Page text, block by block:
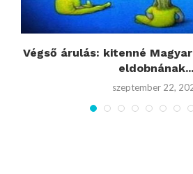
Végső árulás: kitenné
eldobnának...
szeptember 22,